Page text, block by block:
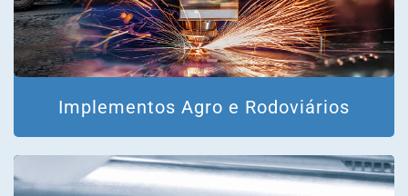
Implementos Agro e Rodoviários